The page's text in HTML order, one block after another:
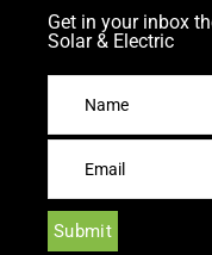
Get in your inbox
Solar & Electric